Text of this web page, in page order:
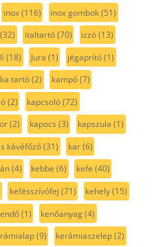
inox(116) inox gombok(51)
(32) italtartó(70) izzó(13)
(18) Jura (1) jégaprító(1)
tartó(2) kampó(7)
(2) kapcsoló(72)
(2) kapocs (3) kapszula (1)
kávéfőző(31) kar(6)
(4) kebbe (6) kefe (40)
kefésszívófej (71) kehely(15)
(1) kenőanyag(4)
(9) kerámiaszelep(2)